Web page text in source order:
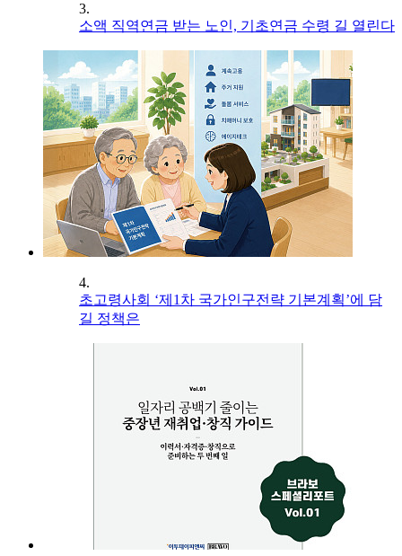
3.
소액 직역연금 받는 노인, 기초연금 수령 길 열린다
4.
초고령사회 ‘제1차 국가인구전략 기본계획’에 담
길 정책은